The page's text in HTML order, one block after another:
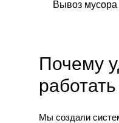
Вывоз мусора
Почему
Мы создали